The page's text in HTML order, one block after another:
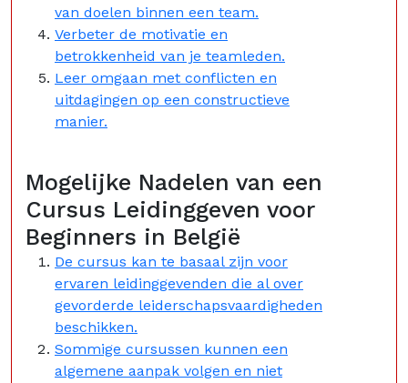
van doelen binnen een team.
Verbeter de motivatie en
betrokkenheid van je teamleden.
Leer omgaan met conflicten en
uitdagingen op een constructieve
manier.
Mogelijke Nadelen van een
Cursus Leidinggeven voor
Beginners in België
De cursus kan te basaal zijn voor
ervaren leidinggevenden die al over
gevorderde leiderschapsvaardigheden
beschikken.
Sommige cursussen kunnen een
algemene aanpak volgen en niet